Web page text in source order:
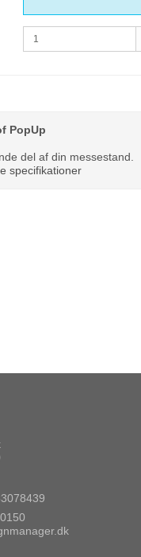
PopUp
del af din messestand.
specifikationer